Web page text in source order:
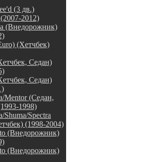
(3 дв.)
2012)
(Внедорожник)
(Хетчбек)
Седан)
Седан)
Mentor (Седан,
1998)
Shuma/Spectra
(1998-2004)
(Внедорожник)
(Внедорожник)